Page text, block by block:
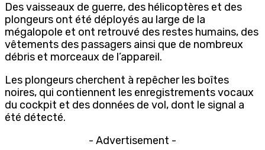
Des vaisseaux de guerre, des hélicoptères et des
plongeurs ont été déployés au large de la
mégalopole et ont retrouvé des restes humains, des
vêtements des passagers ainsi que de nombreux
débris et morceaux de l’appareil.
Les plongeurs cherchent à repêcher les boîtes
noires, qui contiennent les enregistrements vocaux
du cockpit et des données de vol, dont le signal a
été détecté.
- Advertisement -